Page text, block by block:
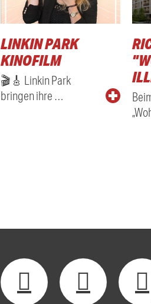
LINKIN PARK
KINOFILM
🎬🎸 Linkin Park
bringen ihre …